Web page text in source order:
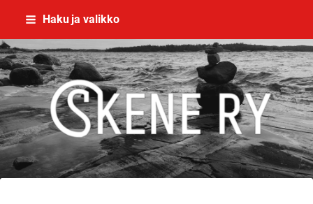
Siirry
sisältöön
Haku ja valikko
Skene - yhdessä rikoksettomaan